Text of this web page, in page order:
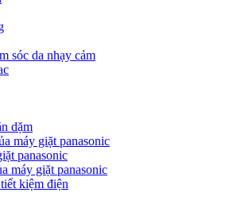
sóc da nhạy cảm
dặm
máy giặt panasonic
panasonic
máy giặt panasonic
kiệm điện